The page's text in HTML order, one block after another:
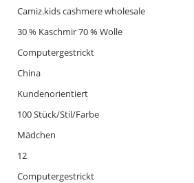
Camiz.kids cashmere wholesale
30 % Kaschmir 70 % Wolle
Computergestrickt
China
Kundenorientiert
100 Stück/Stil/Farbe
Mädchen
12
Computergestrickt